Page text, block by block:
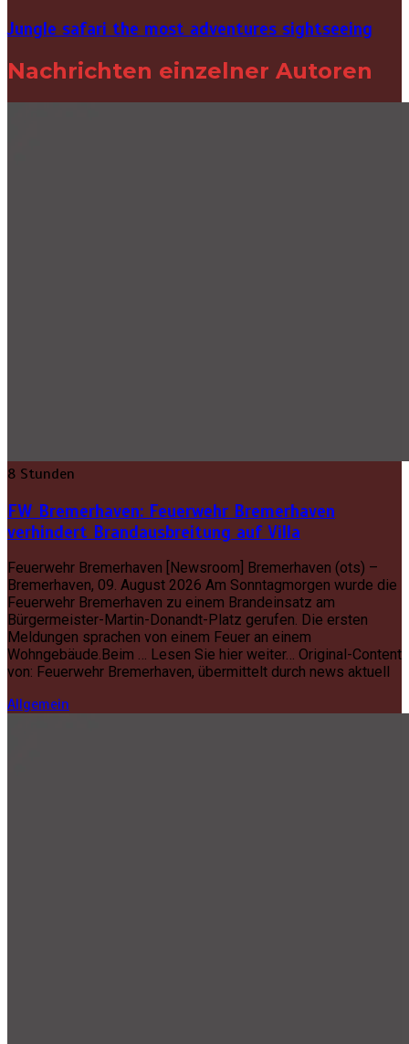
Jungle safari the most adventures sightseeing
Nachrichten einzelner Autoren
8 Stunden
FW Bremerhaven: Feuerwehr Bremerhaven
verhindert Brandausbreitung auf Villa
Feuerwehr Bremerhaven [Newsroom] Bremerhaven (ots) –
Bremerhaven, 09. August 2026 Am Sonntagmorgen wurde die
Feuerwehr Bremerhaven zu einem Brandeinsatz am
Bürgermeister-Martin-Donandt-Platz gerufen. Die ersten
Meldungen sprachen von einem Feuer an einem
Wohngebäude.Beim … Lesen Sie hier weiter… Original-Content
von: Feuerwehr Bremerhaven, übermittelt durch news aktuell
Allgemein